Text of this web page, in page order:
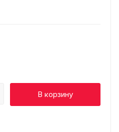
В корзину